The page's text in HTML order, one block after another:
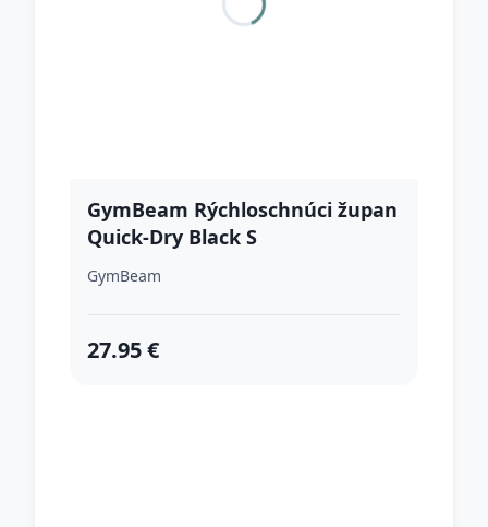
GymBeam Rýchloschnúci župan
Quick-Dry Black S
GymBeam
27.95 €